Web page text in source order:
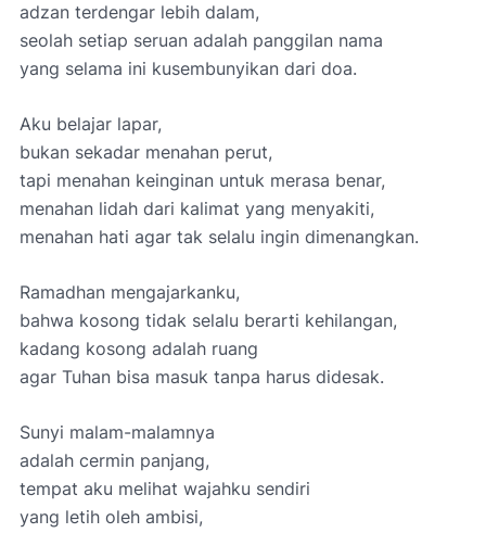
adzan terdengar lebih dalam,
seolah setiap seruan adalah panggilan nama
yang selama ini kusembunyikan dari doa.
Aku belajar lapar,
bukan sekadar menahan perut,
tapi menahan keinginan untuk merasa benar,
menahan lidah dari kalimat yang menyakiti,
menahan hati agar tak selalu ingin dimenangkan.
Ramadhan mengajarkanku,
bahwa kosong tidak selalu berarti kehilangan,
kadang kosong adalah ruang
agar Tuhan bisa masuk tanpa harus didesak.
Sunyi malam-malamnya
adalah cermin panjang,
tempat aku melihat wajahku sendiri
yang letih oleh ambisi,